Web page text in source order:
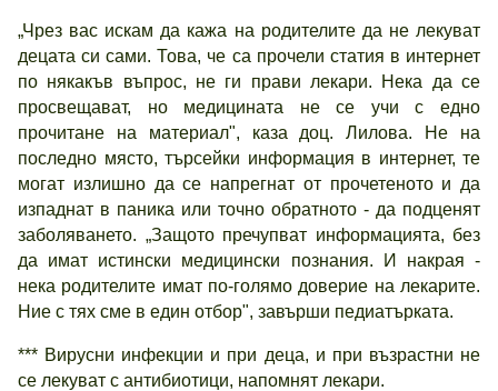
„Чрез вас искам да кажа на родителите да не лекуват
децата си сами. Това, че са прочели статия в интернет
по някакъв въпрос, не ги прави лекари. Нека да се
просвещават, но медицината не се учи с едно
прочитане на материал", каза доц. Лилова. Не на
последно място, търсейки информация в интернет, те
могат излишно да се напрегнат от прочетеното и да
изпаднат в паника или точно обратното - да подценят
заболяването. „Защото пречупват информацията, без
да имат истински медицински познания. И накрая -
нека родителите имат по-голямо доверие на лекарите.
Ние с тях сме в един отбор", завърши педиатърката.
*** Вирусни инфекции и при деца, и при възрастни не
се лекуват с антибиотици, напомнят лекари.